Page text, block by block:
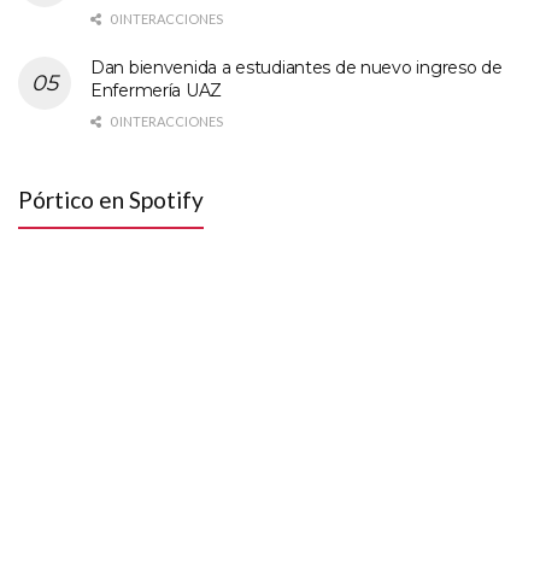
0 INTERACCIONES
Dan bienvenida a estudiantes de nuevo ingreso de
Enfermería UAZ
0 INTERACCIONES
Pórtico en Spotify